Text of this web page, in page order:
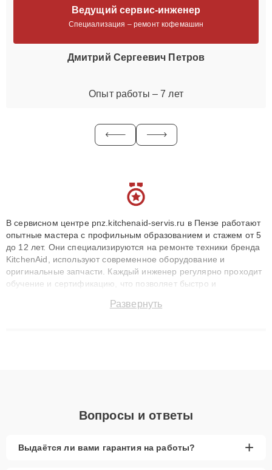
Ведущий сервис-инженер
Специализация – ремонт кофемашин
Дмитрий Сергеевич Петров
Опыт работы – 7 лет
В сервисном центре pnz.kitchenaid-servis.ru в Пензе работают
опытные мастера с профильным образованием и стажем от 5
до 12 лет. Они специализируются на ремонте техники бренда
KitchenAid, используют современное оборудование и
оригинальные запчасти. Каждый инженер регулярно проходит
обучение и сертификацию, что позволяет быстро и
сохранением гарантии до 3 лет. Наши мастера решают
Развернуть
Вопросы и ответы
Выдаётся ли вами гарантия на работы? +